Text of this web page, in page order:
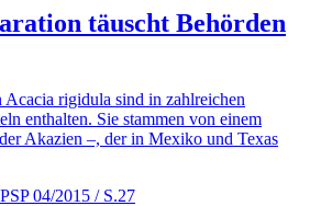
täuscht Behörden
rigidula sind in zahlreichen
enthalten. Sie stammen von einem
Akazien –, der in Mexiko und Texas
04/2015 / S.27